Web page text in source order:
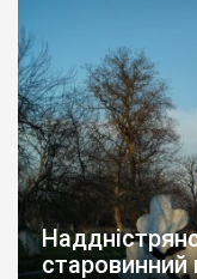
старовинний
збереглися,
мовою. За всіма
український. Хрести
роках Болган […]
старовинний